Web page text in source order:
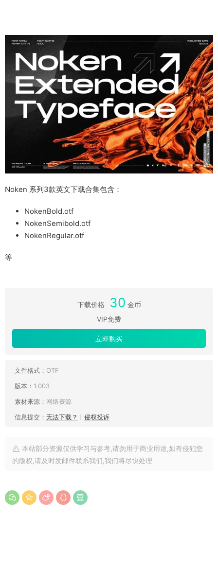
Noken 系列3款英文下载合集包含：
NokenBold.otf
NokenSemibold.otf
NokenRegular.otf
等
下载价格 30 金币
VIP免费
立即购买
文件格式： OTF
版本： 1.003
素材来源： 网络资源
信息提交： 无法下载？ 侵权投诉
本站部分资源仅供学习与参考,请勿用于商业用途,如有侵犯您
的版权,请及时发邮件联系我们,我们将尽快处理